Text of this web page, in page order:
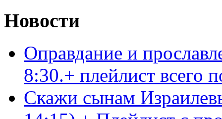
Новости
Оправдание и
8:30.+ плейлист
Скажи сынам